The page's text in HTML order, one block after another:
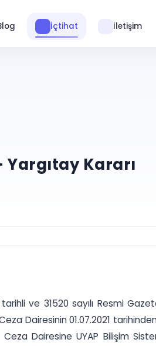
İçtihat İletişim
Yargıtay Kararı
ve 31520 sayılı Resmi
Dairesinin 01.07.2021
Dairesine UYAP Bilişim